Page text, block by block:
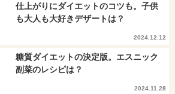
仕上がりにダイエットのコツも。子供
も大人も大好きデザートは？
2024.12.12
糖質ダイエットの決定版。エスニック
副菜のレシピは？
2024.11.28